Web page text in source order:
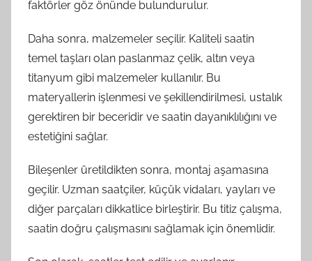
faktörler göz önünde bulundurulur.
Daha sonra, malzemeler seçilir. Kaliteli saatin
temel taşları olan paslanmaz çelik, altın veya
titanyum gibi malzemeler kullanılır. Bu
materyallerin işlenmesi ve şekillendirilmesi, ustalık
gerektiren bir beceridir ve saatin dayanıklılığını ve
estetiğini sağlar.
Bileşenler üretildikten sonra, montaj aşamasına
geçilir. Uzman saatçiler, küçük vidaları, yayları ve
diğer parçaları dikkatlice birleştirir. Bu titiz çalışma,
saatin doğru çalışmasını sağlamak için önemlidir.